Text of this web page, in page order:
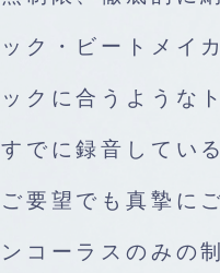
ク・ビートメイ
ックに合うような
すでに録音してい
要望でも真摯に
コーラスのみの